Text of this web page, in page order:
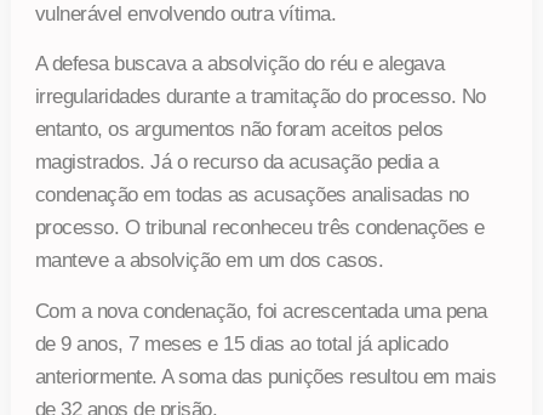
vulnerável envolvendo outra vítima.
A defesa buscava a absolvição do réu e alegava
irregularidades durante a tramitação do processo. No
entanto, os argumentos não foram aceitos pelos
magistrados. Já o recurso da acusação pedia a
condenação em todas as acusações analisadas no
processo. O tribunal reconheceu três condenações e
manteve a absolvição em um dos casos.
Com a nova condenação, foi acrescentada uma pena
de 9 anos, 7 meses e 15 dias ao total já aplicado
anteriormente. A soma das punições resultou em mais
de 32 anos de prisão.